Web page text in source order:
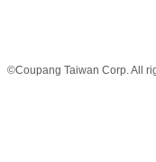
©Coupang Taiwan Corp. All